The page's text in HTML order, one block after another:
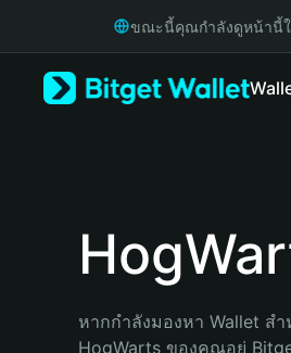
Русский
Bahasa Indonesia
ขณะนี้คุณกำลังดูหน้านี้
หากกำลังมองหา Wallet ส
HogWarts ของคุณอยู่